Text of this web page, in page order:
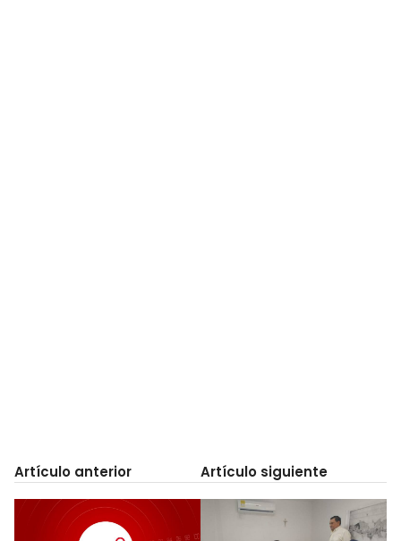
Artículo anterior Artículo siguiente